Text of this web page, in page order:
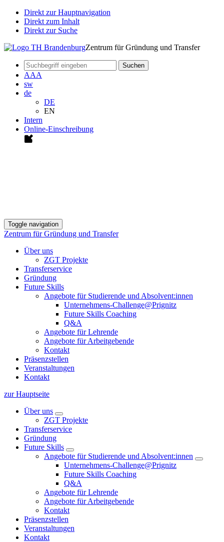
Direkt zur Hauptnavigation
Direkt zum Inhalt
Direkt zur Suche
Suchen
AAA
sw
de
DE
EN
Intern
Online-Einschreibung
Zentrum für Gründung und Transfer
Toggle navigation
Zentrum für Gründung und Transfer
Über uns
ZGT Projekte
Transferservice
Gründung
Future Skills
Angebote für Studierende und Absolvent:innen
Unternehmens-Challenge@Prignitz
Future Skills Coaching
Q&A
Angebote für Lehrende
Angebote für Arbeitgebende
Kontakt
Präsenzstellen
Veranstaltungen
Kontakt
zur Hauptseite
Über uns
ZGT Projekte
Transferservice
Gründung
Future Skills
Angebote für Studierende und Absolvent:innen
Unternehmens-Challenge@Prignitz
Future Skills Coaching
Q&A
Angebote für Lehrende
Angebote für Arbeitgebende
Kontakt
Präsenzstellen
Veranstaltungen
Kontakt